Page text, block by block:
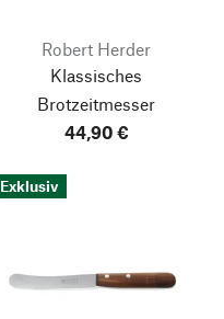
Robert Herder
Klassisches
Brotzeitmesser
44,90 €
Exklusiv